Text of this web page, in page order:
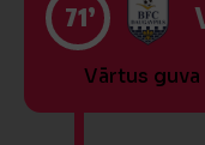
71’
Vārtus guva